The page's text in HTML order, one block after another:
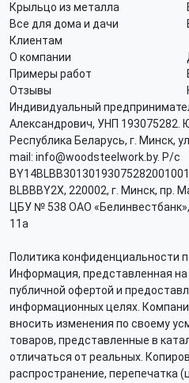
Крыльцо из металла
Все для дома и дачи
Клиентам
О компании
Примеры работ
Отзывы
Индивидуальный
Александрович, УНП 193075282.
Республика Беларусь, г. Минск,
mail: info@woodsteelwork.by. Р/с
BLBBBY2X, 220002, г. Минск, пр.
ЦБУ № 538 ОАО
11а
Политика конфиденциальности
Информация, представленная на
публичной офертой и
информационных целях.
вносить изменения по своему
товаров, представленные в
отличаться от реальных.
распространение, перепечатка